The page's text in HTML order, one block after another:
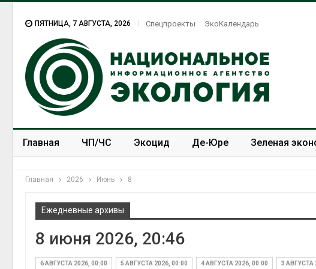
ПЯТНИЦА, 7 АВГУСТА, 2026 Спецпроекты ЭкоКалендарь
Главная ЧП/ЧС Экоцид Де-Юре Зеленая
Главная 2026 Июнь 8
Ежедневные архивы
8 июня 2026, 20:46
6 АВГУСТА 2026, 00:00 5 АВГУСТА 2026, 00:00 4 АВГУСТА 2026, 00:00 3 АВГУСТА